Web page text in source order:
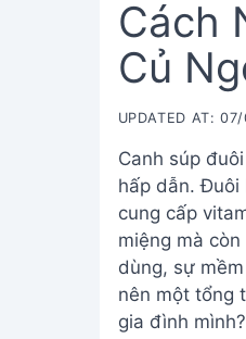
Cách
Củ
UPDATED AT:
Canh súp
hấp dẫn. Đuôi
cung cấp
miệng mà
dùng, sự
nên một tổng
gia đình mình?